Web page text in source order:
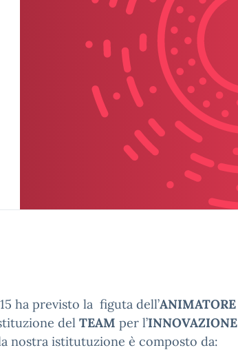
ha previsto la figuta dell’ANIMATORE
del TEAM per l’INNOVAZIONE
nostra istitutuzione è composto da: